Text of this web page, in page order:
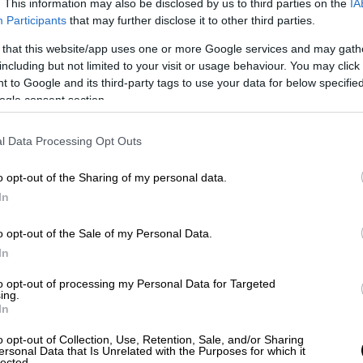
This information may also be disclosed by us to third parties on the
Participants that may further disclose it to other third parties.
that this website/app uses one or more Google services and may
but not limited to your visit or usage behaviour. You may
to Google and its third-party tags to use your data for below
consent section.
Data Processing Opt Outs
opt-out of the Sharing of my personal data.
opt-out of the Sale of my Personal Data.
opt-out of processing my Personal Data for Targeted
opt-out of Collection, Use, Retention, Sale, and/or Sharing
Data that Is Unrelated with the Purposes for which it
εδώ και 4 μήνες»: «Κραυγή» από
Στα όρια τους είναι για ακόμη μία
φορά οι εκπαιδευτές των δημόσιων
ΣΑΕΚ
Παιδεία|25.01.2026 06:12
εργασίας για τη νέα γενιά
Cybersecurity και από ποια ΑΕΙ μπορώ
κυρία Βασιλική Κουτρούμπα,